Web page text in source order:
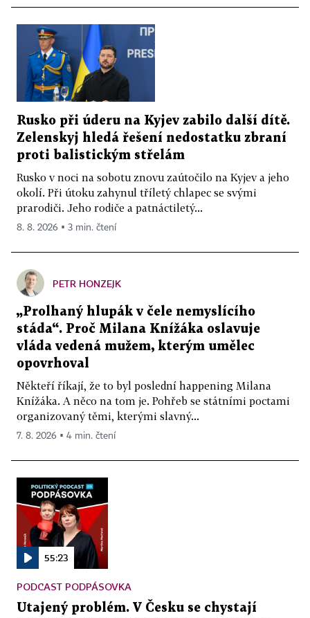
Rusko při úderu na Kyjev zabilo další dítě.
Zelenskyj hledá řešení nedostatku zbraní
proti balistickým střelám
Rusko v noci na sobotu znovu zaútočilo na Kyjev a jeho
okolí. Při útoku zahynul tříletý chlapec se svými
prarodiči. Jeho rodiče a patnáctiletý...
8. 8. 2026 ▪ 3 min. čtení
PETR HONZEJK
„Prolhaný hlupák v čele nemyslícího
stáda“. Proč Milana Knížáka oslavuje
vláda vedená mužem, kterým umělec
opovrhoval
Někteří říkají, že to byl poslední happening Milana
Knížáka. A něco na tom je. Pohřeb se státními poctami
organizovaný těmi, kterými slavný...
7. 8. 2026 ▪ 4 min. čtení
55:23
PODCAST PODPÁSOVKA
Utajený problém. V Česku se chystají